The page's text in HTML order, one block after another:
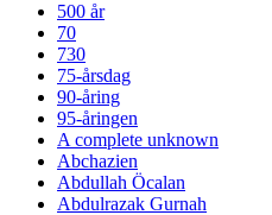
500 år
70
730
75-årsdag
90-åring
95-åringen
A complete unknown
Abchazien
Abdullah Öcalan
Abdulrazak Gurnah